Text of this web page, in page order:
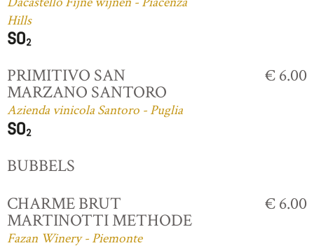
Hills
PRIMITIVO SAN
MARZANO SANTORO
Azienda vinicola Santoro - Puglia
€ 6.00
BUBBELS
CHARME BRUT
MARTINOTTI METHODE
Fazan Winery - Piemonte
€ 6.00